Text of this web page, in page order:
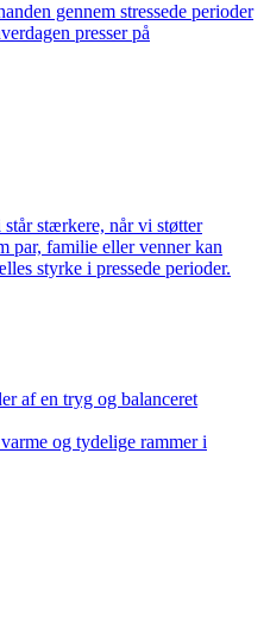
gennem stressede perioder
presser på
står stærkere, når vi støtter
par, familie eller venner kan
styrke i pressede perioder.
af en tryg og balanceret
og tydelige rammer i